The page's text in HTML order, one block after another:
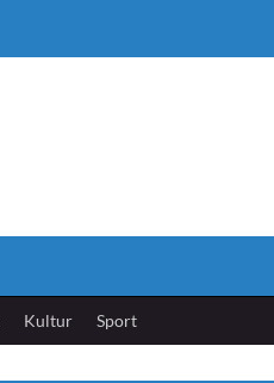
Kultur Sport